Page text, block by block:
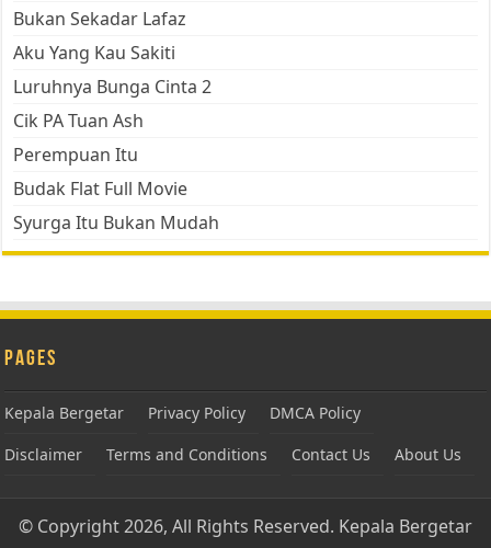
Bukan Sekadar Lafaz
Aku Yang Kau Sakiti
Luruhnya Bunga Cinta 2
Cik PA Tuan Ash
Perempuan Itu
Budak Flat Full Movie
Syurga Itu Bukan Mudah
Pages
Kepala Bergetar Privacy Policy
DMCA Policy
Disclaimer
Terms and Conditions Contact Us About Us
© Copyright 2026, All Rights Reserved. Kepala Bergetar